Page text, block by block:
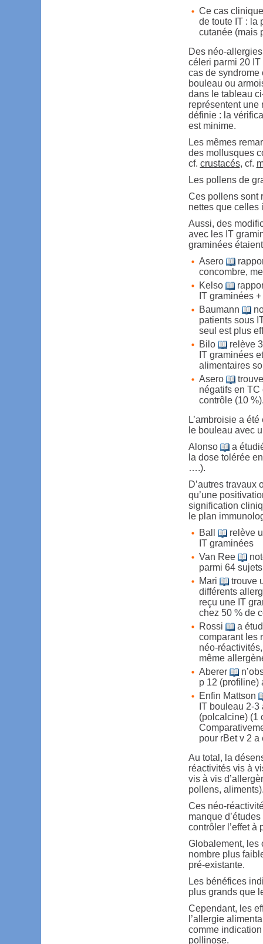
Ce cas
de toute IT : la
cutanée (mais
Des néo-
céleri parmi 20
cas de syndrome
bouleau ou
dans le tableau
représentent une
définie : la
est minime.
Les mêmes
des mollusques
cf. crustacés, cf.
Les pollens de
Ces pollens sont
nettes que celles
Aussi, des
avec les IT
graminées
Asero
concombre,
Kelso
IT graminées
Baumann
patients sous
seul est plus
Bilo
relève 3
IT graminées
alimentaires
Asero
négatifs en TC
contrôle (10
L’ambroisie a
le bouleau avec
Alonso
a
la dose tolérée
….).
D’autres travaux
qu’une
signification
le plan
Ball
relève
IT graminées
Van Ree
parmi 64
Mari
trouve
différents
reçu une IT
chez 50 % de
Rossi
a
comparant les
néo-
même
Aberer
p 12 (profiline)
Enfin Mattson
IT bouleau 2-
(polcalcine) (1
pour rBet v 2 a
Au total, la
réactivités vis à
vis à vis
pollens,
Ces néo-
manque
contrôler l’effet à
Globalement, les
nombre plus
pré-existante.
Les bénéfices
plus grands que
Cependant, les
l’allergie
comme
pollinose.